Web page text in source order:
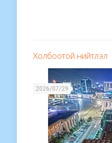
Холбоотой нийтлэл
2026/07/29